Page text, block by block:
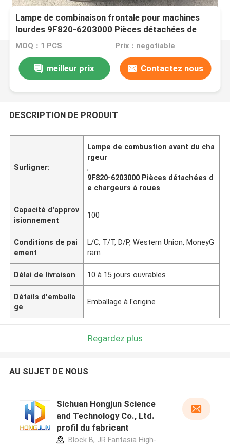
Lampe de combinaison frontale pour machines
lourdes 9F820-6203000 Pièces détachées de
chargeuse à roues
MOQ：1 PCS Prix：negotiable
meilleur prix Contactez nous
DESCRIPTION DE PRODUIT
Surligner:
Lampe de combustion avant du cha
rgeur
,
9F820-6203000 Pièces détachées d
e chargeurs à roues
Capacité d'approv
isionnement
100
Conditions de pai
ement
L/C, T/T, D/P, Western Union, MoneyG
ram
Délai de livraison 10 à 15 jours ouvrables
Détails d'emballa
ge
Emballage à l'origine
Regardez plus
AU SUJET DE NOUS
Sichuan Hongjun Science
and Technology Co., Ltd.
profil du fabricant
Block B, JR Fantasia High-